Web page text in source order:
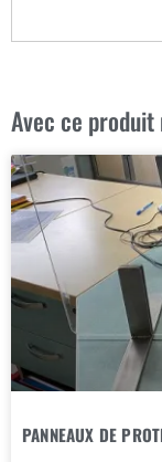
Avec ce produit
PANNEAUX DE